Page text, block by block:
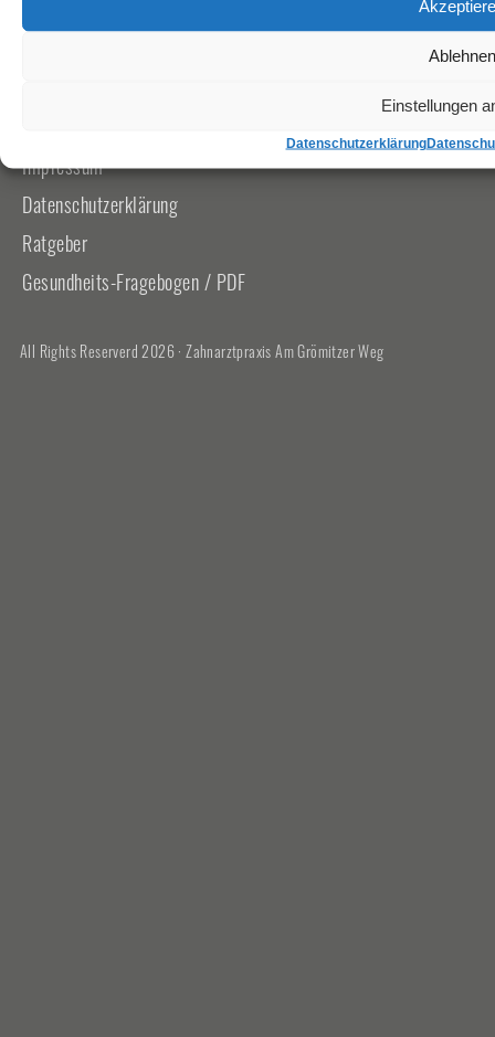
Ablehnen
Einstellungen
Datenschutzerklärung
Impressum
Datenschutzerklärung
Ratgeber
Gesundheits-Fragebogen / PDF
All Rights Reserverd 2026 · Zahnarztpraxis Am Grömitzer Weg